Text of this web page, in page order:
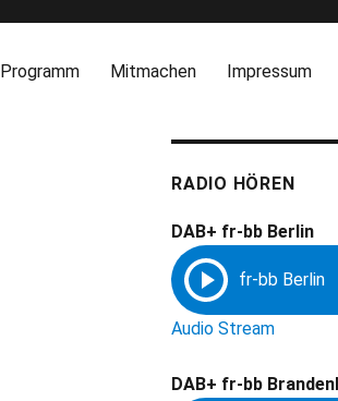
Programm Mitmachen Impressum
RADIO HÖREN
DAB+ fr-bb Berlin
Audio Stream
DAB+ fr-bb